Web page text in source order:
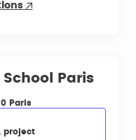
Paris
Paris
project